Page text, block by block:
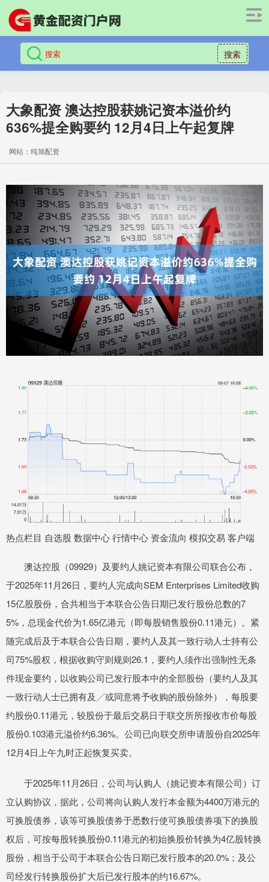
搜索
大象配资 澳达控股获姚记资本溢价约
636%提全购要约 12月4日上午起复牌
网站：纯旭配资
热点栏目 自选股 数据中心 行情中心 资金流向 模拟交易 客户端
澳达控股（09929）及要约人姚记资本有限公司联合公布，
于2025年11月26日，要约人完成向SEM Enterprises Limited收购
15亿股股份，合共相当于本联合公告日期已发行股份总数的7
5%，总现金代价为1.65亿港元（即每股销售股份0.11港元）。紧
随完成后及于本联合公告日期，要约人及其一致行动人士持有公
司75%股权，根据收购守则规则26.1，要约人须作出强制性无条
件现金要约，以收购公司已发行股本中的全部股份（要约人及其
一致行动人士已拥有及╱或同意将予收购的股份除外），每股要
约股份0.11港元，较股份于最后交易日于联交所所报收市价每股
股份0.103港元溢价约6.36%。公司已向联交所申请股份自2025年
12月4日上午九时正起恢复买卖。
于2025年11月26日，公司与认购人（姚记资本有限公司）订
立认购协议，据此，公司将向认购人发行本金额为4400万港元的
可换股债券，该等可换股债券于悉数行使可换股债券项下的换股
权后，可按每股转换股份0.11港元的初始换股价转换为4亿股转换
股份，相当于公司于本联合公告日期已发行股本的20.0%；及公
司经发行转换股份扩大后已发行股本的约16.67%。